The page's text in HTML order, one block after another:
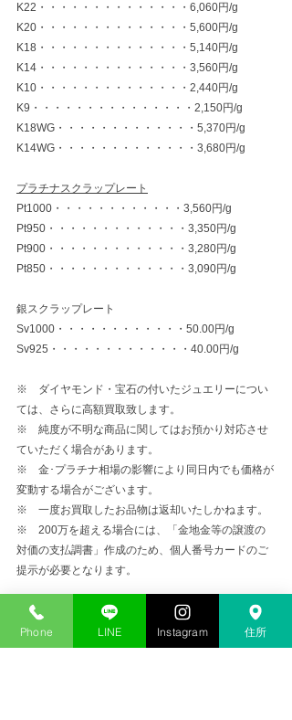
K22・・・・・・・・・・・・・・6,060円/g
K20・・・・・・・・・・・・・・5,600円/g
K18・・・・・・・・・・・・・・5,140円/g
K14・・・・・・・・・・・・・・3,560円/g
K10・・・・・・・・・・・・・・2,440円/g
K9・・・・・・・・・・・・・・・2,150円/g
K18WG・・・・・・・・・・・・・5,370円/g
K14WG・・・・・・・・・・・・・3,680円/g
プラチナスクラップレート
Pt1000・・・・・・・・・・・・3,560円/g
Pt950・・・・・・・・・・・・・3,350円/g
Pt900・・・・・・・・・・・・・3,280円/g
Pt850・・・・・・・・・・・・・3,090円/g
銀スクラップレート
Sv1000・・・・・・・・・・・・50.00円/g
Sv925・・・・・・・・・・・・・40.00円/g
※　ダイヤモンド・宝石の付いたジュエリーについ
ては、さらに高額買取致します。
※　純度が不明な商品に関してはお預かり対応させ
ていただく場合があります。
※　金･プラチナ相場の影響により同日内でも価格が
変動する場合がございます。
※　一度お買取したお品物は返却いたしかねます。
※　200万を超える場合には、「金地金等の譲渡の
対価の支払調書」作成のため、個人番号カードのご
提示が必要となります。
金プラチナ高価買取
Phone LINE Instagram 住所